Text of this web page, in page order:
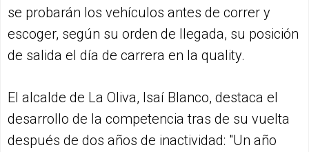
se probarán los vehículos antes de correr y
escoger, según su orden de llegada, su posición
de salida el día de carrera en la quality.
El alcalde de La Oliva, Isaí Blanco, destaca el
desarrollo de la competencia tras de su vuelta
después de dos años de inactividad: "Un año